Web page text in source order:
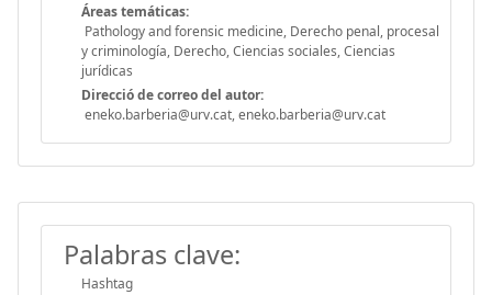
Áreas temáticas:
Pathology and forensic medicine, Derecho penal, procesal
y criminología, Derecho, Ciencias sociales, Ciencias
jurídicas
Direcció de correo del autor:
eneko.barberia@urv.cat, eneko.barberia@urv.cat
Palabras clave:
Hashtag